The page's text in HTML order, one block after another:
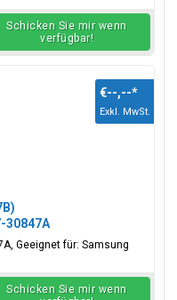
Schicken Sie mir wenn
verfügbar!
30847A
Geeignet für: Samsung
€--,--*
Exkl. MwSt.
Schicken Sie mir wenn